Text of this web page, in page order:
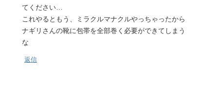
てください…
これやるともう、ミラクルマナクルやっちゃったから
ナギリさんの靴に包帯を全部巻く必要ができてしまう
な
返信